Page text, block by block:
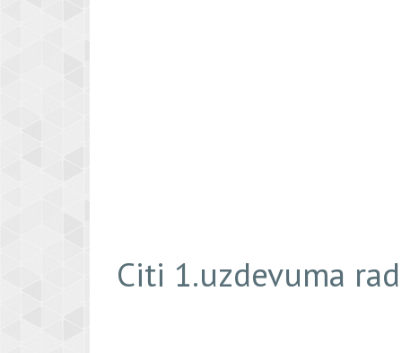
Citi 1.uzdevuma